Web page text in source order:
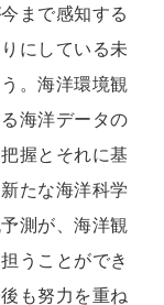
まで感知する
にしている未
。海洋環境観
海洋データの
握とそれに基
たな海洋科学
測が、海洋観
うことができ
も努力を重ね